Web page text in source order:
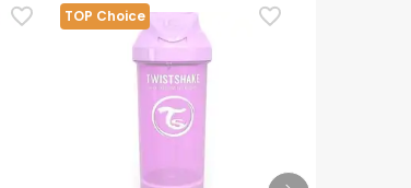
TOP Choice